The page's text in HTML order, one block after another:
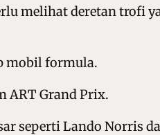
melihat deretan trofi
mobil formula.
ART Grand Prix.
seperti Lando Norris